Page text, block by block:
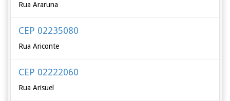
Rua Araruna
CEP 02235080
Rua Ariconte
CEP 02222060
Rua Arisuel